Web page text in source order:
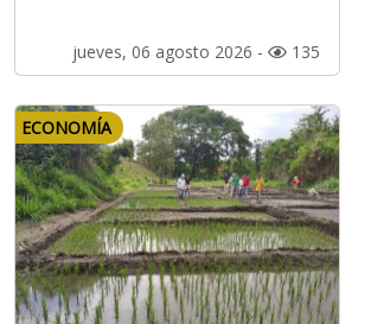
jueves, 06 agosto 2026 - 135
ECONOMÍA